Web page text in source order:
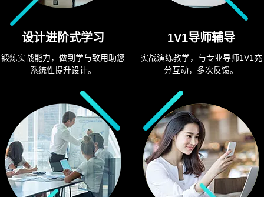
设计进阶式学习
锻炼实战能力，做到学与致用助您
系统性提升设计。
1V1导师辅导
实战演练教学，与专业导师1V1充
分互动，多次反馈。